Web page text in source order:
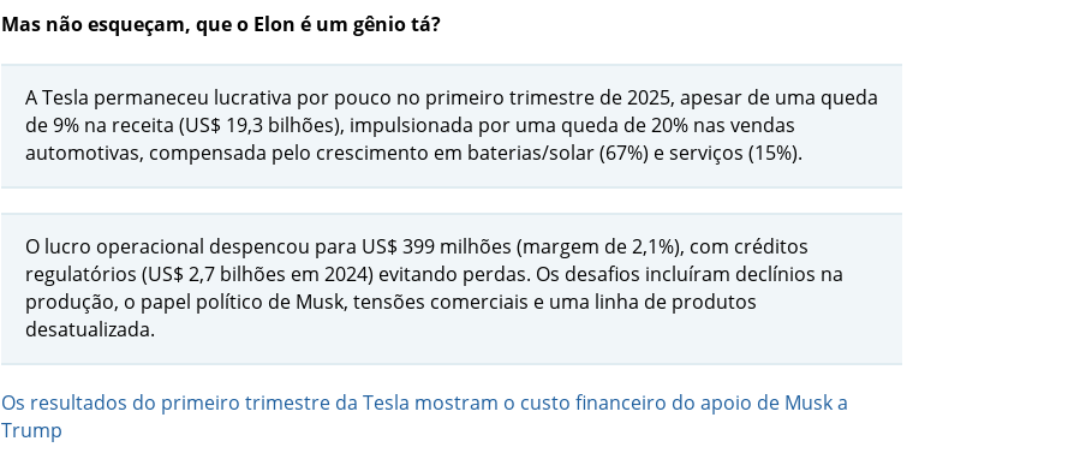
Mas não esqueçam, que o Elon é um gênio tá?
A Tesla permaneceu lucrativa por pouco no primeiro trimestre de 2025, apesar de uma queda
de 9% na receita (US$ 19,3 bilhões), impulsionada por uma queda de 20% nas vendas
automotivas, compensada pelo crescimento em baterias/solar (67%) e serviços (15%).
O lucro operacional despencou para US$ 399 milhões (margem de 2,1%), com créditos
regulatórios (US$ 2,7 bilhões em 2024) evitando perdas. Os desafios incluíram declínios na
produção, o papel político de Musk, tensões comerciais e uma linha de produtos
desatualizada.
Os resultados do primeiro trimestre da Tesla mostram o custo financeiro do apoio de Musk a
Trump